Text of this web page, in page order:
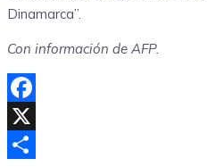
Dinamarca”.
Con información de AFP.
Facebook
X